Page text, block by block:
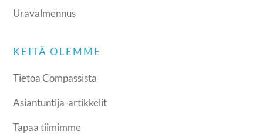
Uravalmennus
KEITÄ OLEMME
Tietoa Compassista
Asiantuntija-artikkelit
Tapaa tiimimme